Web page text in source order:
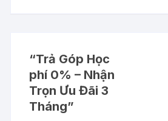
“Trả Góp Học
phí 0% – Nhận
Trọn Ưu Đãi 3
Tháng”